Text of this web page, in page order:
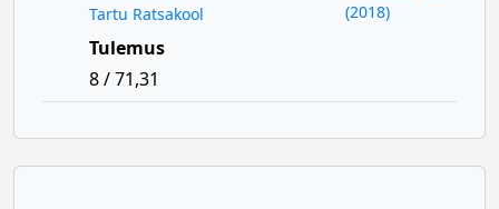
Tartu Ratsakool
(2018)
Tulemus
8 / 71,31